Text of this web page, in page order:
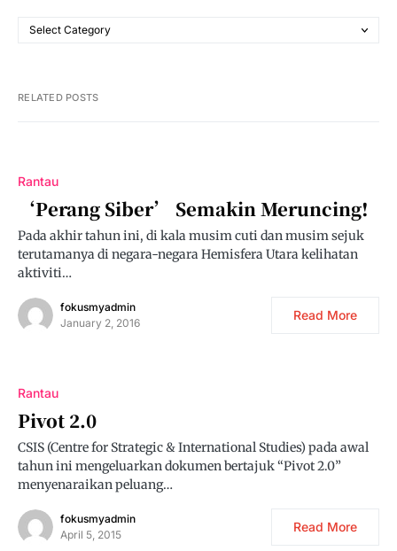
RELATED POSTS
Rantau
‘Perang Siber’ Semakin Meruncing!
Pada akhir tahun ini, di kala musim cuti dan musim sejuk
terutamanya di negara-negara Hemisfera Utara kelihatan
aktiviti…
fokusmyadmin
January 2, 2016
Read More
Rantau
Pivot 2.0
CSIS (Centre for Strategic & International Studies) pada awal
tahun ini mengeluarkan dokumen bertajuk “Pivot 2.0”
menyenaraikan peluang…
fokusmyadmin
April 5, 2015
Read More